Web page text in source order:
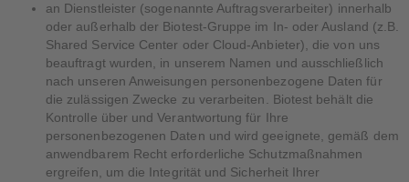
an Dienstleister (sogenannte Auftragsverarbeiter) innerhalb
oder außerhalb der Biotest-Gruppe im In- oder Ausland (z.B.
Shared Service Center oder Cloud-Anbieter), die von uns
beauftragt wurden, in unserem Namen und ausschließlich
nach unseren Anweisungen personenbezogene Daten für
die zulässigen Zwecke zu verarbeiten. Biotest behält die
Kontrolle über und Verantwortung für Ihre
personenbezogenen Daten und wird geeignete, gemäß dem
anwendbarem Recht erforderliche Schutzmaßnahmen
ergreifen, um die Integrität und Sicherheit Ihrer